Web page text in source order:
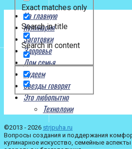
Exact matches only
Search in title
Search in content
На главную
Кулинария
Заготовки
Здоровье
Дом семья
Худеем
Звезды говорят
Это любопытно
Технолоии
©2013 - 2026 strjpuha.ru
Вопросы создания и поддержания
кулинарное искусство, семейные